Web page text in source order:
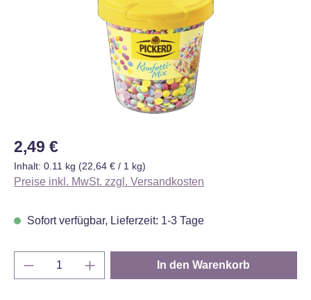
Regulärer Preis:
2,49 €
Inhalt: 0.11 kg (22,64 € / 1 kg)
Preise inkl. MwSt. zzgl. Versandkosten
Sofort verfügbar, Lieferzeit: 1-3 Tage
Produkt Anzahl: Gib den gewünschten
In den Warenkorb